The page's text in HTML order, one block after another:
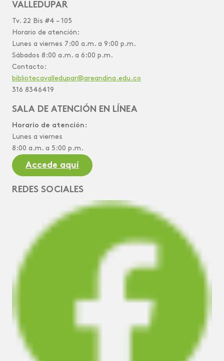
VALLEDUPAR
Tv. 22 Bis #4 – 105
Horario de atención:
Lunes a viernes 7:00 a.m. a 9:00 p.m.
Sábados 8:00 a.m. a 6:00 p.m.
Contacto:
bibliotecavalledupar@areandina.edu.co
316 8346419
SALA DE ATENCIÓN EN LÍNEA
Horario de atención:
Lunes a viernes
8:00 a.m. a 5:00 p.m.
Accede aquí
REDES SOCIALES